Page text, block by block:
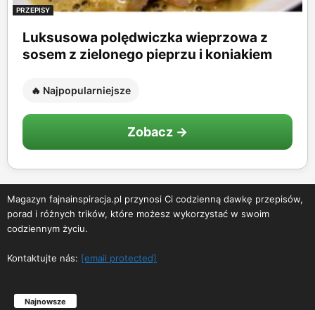
PRZEPISY
Luksusowa polędwiczka wieprzowa z
sosem z zielonego pieprzu i koniakiem
🔥 Najpopularniejsze
Zobacz →
Magazyn fajnainspiracja.pl przynosi Ci codzienną dawkę przepisów,
porad i różnych trików, które możesz wykorzystać w swoim
codziennym życiu.
Kontaktujte nás: [email protected]
Najnowsze